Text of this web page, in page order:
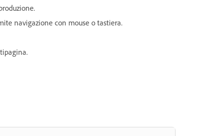
navigazione con mouse o tastiera.